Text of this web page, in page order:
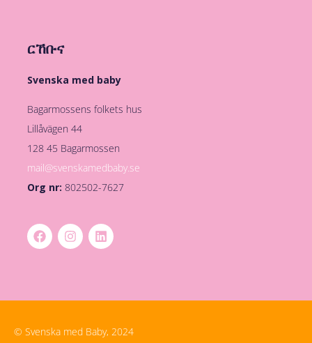
ርኸቡና
Svenska med baby
Bagarmossens folkets hus
Lillåvägen 44
128 45 Bagarmossen
mail@svenskamedbaby.se
Org nr: 802502-7627
© Svenska med Baby, 2024